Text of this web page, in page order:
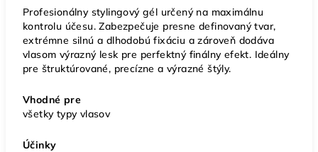
Profesionálny stylingový gél určený na maximálnu
kontrolu účesu. Zabezpečuje presne definovaný tvar,
extrémne silnú a dlhodobú fixáciu a zároveň dodáva
vlasom výrazný lesk pre perfektný finálny efekt. Ideálny
pre štruktúrované, precízne a výrazné štýly.
Vhodné pre
všetky typy vlasov
Účinky